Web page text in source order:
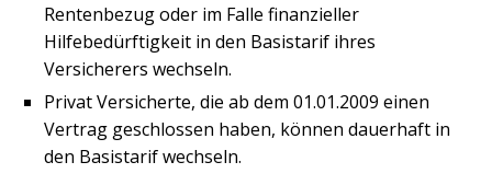
Rentenbezug oder im Falle finanzieller
Hilfebedürftigkeit in den Basistarif ihres
Versicherers wechseln.
Privat Versicherte, die ab dem 01.01.2009 einen
Vertrag geschlossen haben, können dauerhaft in
den Basistarif wechseln.